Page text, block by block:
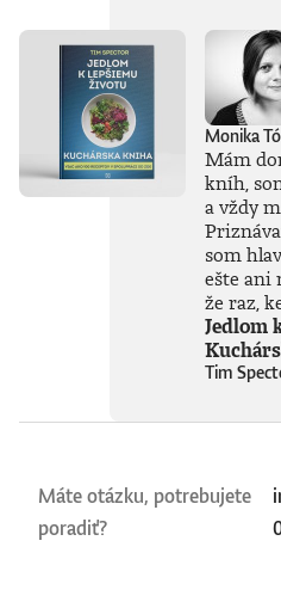
Monika
Mám
kníh,
a vždy
som
ešte ani
že raz,
Jedlom
Tim
Máte otázku, potrebujete
poradiť?